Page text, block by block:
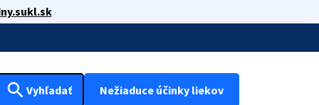
search Vyhľadať Nežiaduce účinky liekov